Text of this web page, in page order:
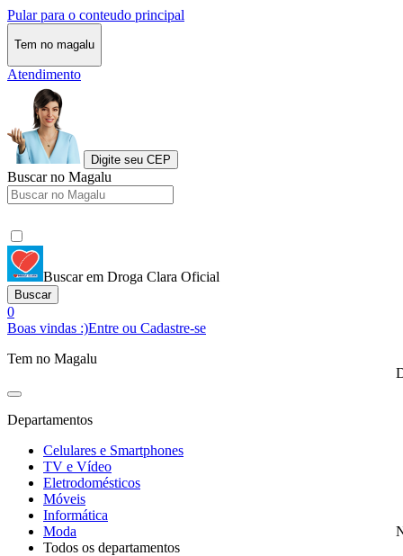
Pular para o conteudo principal
Tem no magalu
Atendimento
Digite seu CEP
Buscar no Magalu
Buscar em Droga Clara Oficial
Buscar
0
Boas vindas :)Entre ou Cadastre-se
Tem no Magalu
Departamentos
Celulares e Smartphones
TV e Vídeo
Eletrodomésticos
Móveis
Informática
Moda
Todos os departamentos